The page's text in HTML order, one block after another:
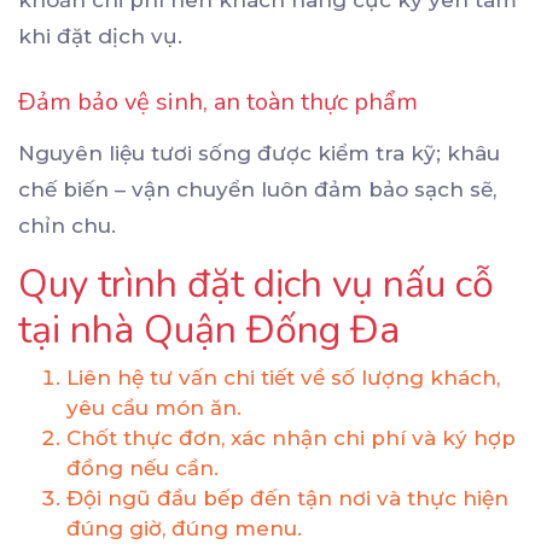
khi đặt dịch vụ.
Đảm bảo vệ sinh, an toàn thực phẩm
Nguyên liệu tươi sống được kiểm tra kỹ; khâu
chế biến – vận chuyển luôn đảm bảo sạch sẽ,
chỉn chu.
Quy trình đặt dịch vụ nấu cỗ
tại nhà Quận Đống Đa
Liên hệ tư vấn chi tiết về số lượng khách,
yêu cầu món ăn.
Chốt thực đơn, xác nhận chi phí và ký hợp
đồng nếu cần.
Đội ngũ đầu bếp đến tận nơi và thực hiện
đúng giờ, đúng menu.